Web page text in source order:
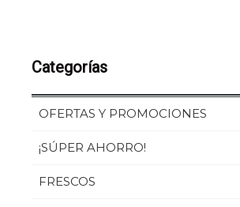
DESTINATION
Categorías
OFERTAS Y PROMOCIONES
¡SÚPER AHORRO!
FRESCOS